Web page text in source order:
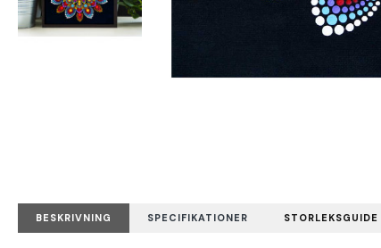
BESKRIVNING SPECIFIKATIONER STORLEKSGUIDE